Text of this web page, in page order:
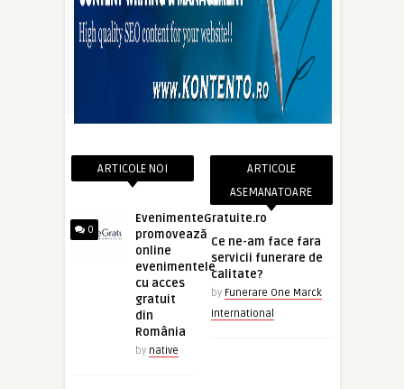
ARTICOLE NOI
0
EvenimenteGratuite.ro
promovează
online
evenimentele
cu acces
gratuit
din
România
by native
ARTICOLE
ASEMANATOARE
Ce ne-am face fara
servicii funerare de
calitate?
by Funerare One Marck
International